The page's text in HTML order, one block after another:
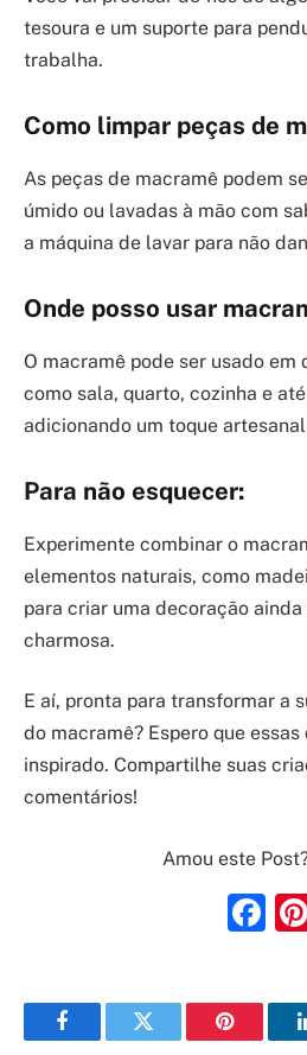
tesoura e um suporte para
trabalha.
Como limpar peças de
As peças de macramê podem
úmido ou lavadas à mão com
a máquina de lavar para não
Onde posso usar
O macramê pode ser usado em
como sala, quarto, cozinha e
adicionando um toque
Para não esquecer:
Experimente combinar o
elementos naturais, como
para criar uma decoração
charmosa.
E aí, pronta para transformar a
do macramê? Espero que
inspirado. Compartilhe suas
comentários!
Amou este
FacebookTwitter Pinterest